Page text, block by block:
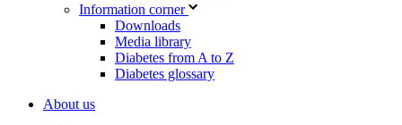
Information corner
Downloads
Media library
Diabetes from A to Z
Diabetes glossary
About us